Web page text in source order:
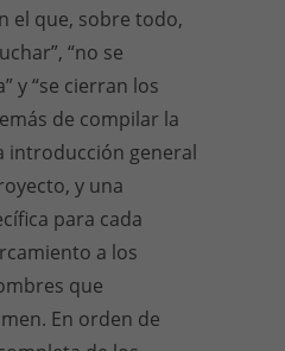
el que, sobre todo,
“no se
y “se cierran los
de compilar la
introducción general
y una
para cada
a los
que
En orden de